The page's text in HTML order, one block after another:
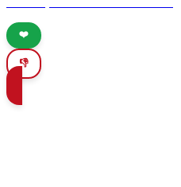
❤️
👎